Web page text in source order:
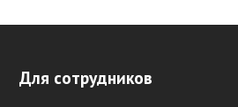
Для сотрудников